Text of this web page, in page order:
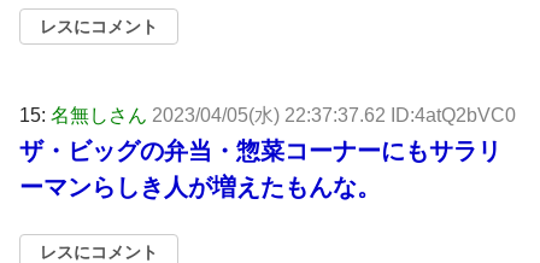
レスにコメント
15: 名無しさん 2023/04/05(水) 22:37:37.62 ID:4atQ2bVC0
ザ・ビッグの弁当・惣菜コーナーにもサラリ
ーマンらしき人が増えたもんな。
レスにコメント